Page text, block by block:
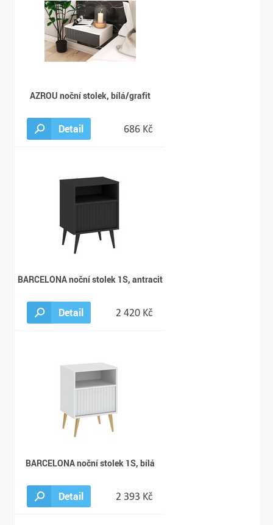
AZROU noční stolek, bílá/grafit
Detail 686 Kč
BARCELONA noční stolek 1S, antracit
Detail 2 420 Kč
BARCELONA noční stolek 1S, bílá
Detail 2 393 Kč